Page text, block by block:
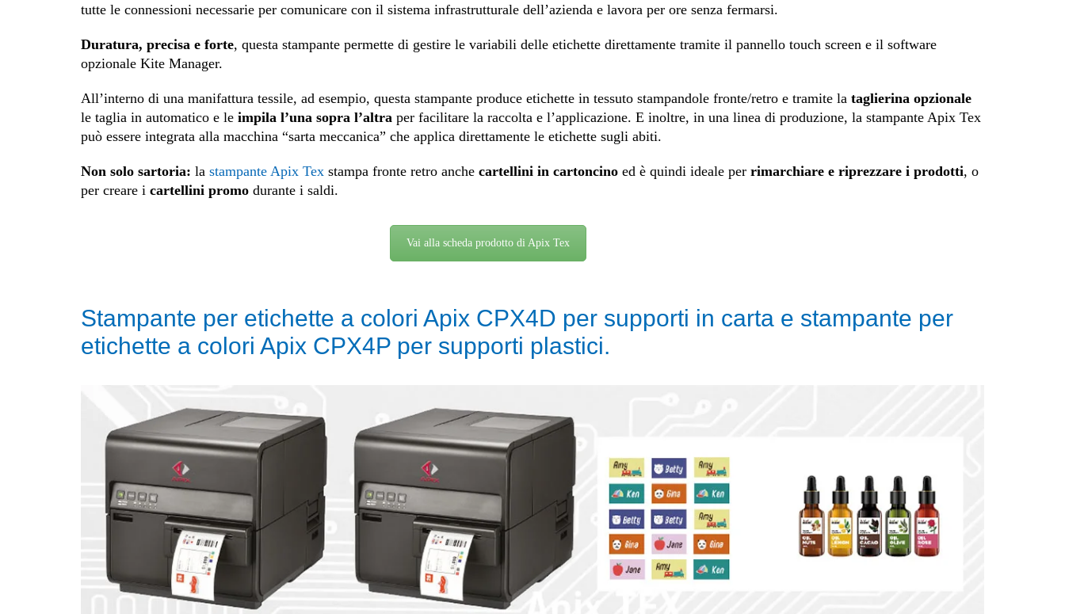
tutte le connessioni necessarie per comunicare con il sistema infrastrutturale dell’azienda e lavora per ore senza fermarsi.
Duratura, precisa e forte, questa stampante permette di gestire le variabili delle etichette direttamente tramite il pannello touch screen e il software
opzionale Kite Manager.
All’interno di una manifattura tessile, ad esempio, questa stampante produce etichette in tessuto stampandole fronte/retro e tramite la taglierina opzionale
le taglia in automatico e le impila l’una sopra l’altra per facilitare la raccolta e l’applicazione. E inoltre, in una linea di produzione, la stampante Apix Tex
può essere integrata alla macchina “sarta meccanica” che applica direttamente le etichette sugli abiti.
Non solo sartoria: la stampante Apix Tex stampa fronte retro anche cartellini in cartoncino ed è quindi ideale per rimarchiare e riprezzare i prodotti, o
per creare i cartellini promo durante i saldi.
Vai alla scheda prodotto di Apix Tex
Stampante per etichette a colori Apix CPX4D per supporti in carta e stampante per
etichette a colori Apix CPX4P per supporti plastici.